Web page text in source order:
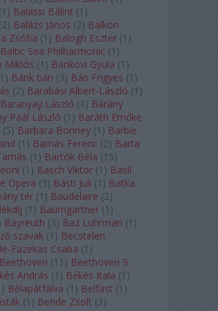
(1 ) Balassi Bálint (1 )
(2) Balázs János (2) Balkon
Zsófia (1 ) Balogh Eszter (1 )
Baltic Sea Philharmonic (1 )
Miklós (1 ) Bánkövi Gyula (1 )
1 ) Bánk bán (3) Bán Frigyes (1 )
(2) Barabási Albert-László (1 )
Baranyay László (1 ) Bárány
Paál László (1 ) Baráth Emőke
(5) Barbara Bonney (1 ) Barbie
(1 ) Barnás Ferenc (2) Barta
(1 ) Bartók Béla (15)
(1 ) Basch Viktor (1 ) Basil
Opera (3) Básti Juli (1 ) Batka
tér (1 ) Baudelaire (2)
(1 ) Baumgartner (1 )
Bayreuth (3) Baz Luhrman (1 )
szavak (1 ) Becstelen
Fazekas Csaba (1 )
Beethoven (11 ) Beethoven 9.
András (1 ) Békés Itala (1 )
) Bélapátfalva (1 ) Belfast (1 )
(1 ) Bende Zsolt (3)